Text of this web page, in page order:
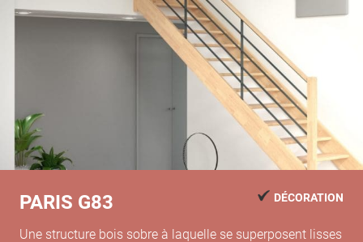
PARIS G83 DÉCORATION
Une structure bois sobre à laquelle se superposent lisses